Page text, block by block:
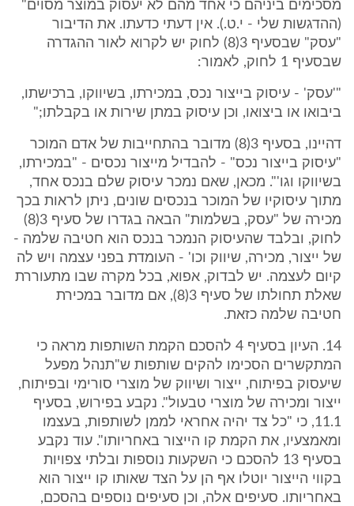
מסכימים ביניהם כי אחד מהם לא יעסוק במוצר מסוים"
(ההדגשות שלי - י.ט.). אין דעתי כדעתו. את הדיבור
"עסק" שבסעיף 3(8) לחוק יש לקרוא לאור ההגדרה
שבסעיף 1 לחוק, לאמור:
"'עסק' - עיסוק בייצור נכס, במכירתו, בשיווקו, ברכישתו,
ביבואו או ביצואו, וכן עיסוק במתן שירות או בקבלתו;"
דהיינו, בסעיף 3(8) מדובר בהתחייבות של אדם המוכר
"עיסוק בייצור נכס" - להבדיל מייצור נכסים - "במכירתו,
בשיווקו וגו'". מכאן, שאם נמכר עיסוק שלם בנכס אחד,
מתוך עיסוקיו של המוכר בנכסים שונים, ניתן לראות בכך
מכירה של "עסק, בשלמות" הבאה בגדרו של סעיף 3(8)
לחוק, ובלבד שהעיסוק הנמכר בנכס הוא חטיבה שלמה -
של ייצור, מכירה, שיווק וכו' - העומדת בפני עצמה ויש לה
קיום לעצמה. יש לבדוק, אפוא, בכל מקרה שבו מתעוררת
שאלת תחולתו של סעיף 3(8), אם מדובר במכירת
חטיבה שלמה כזאת.
14. העיון בסעיף 4 להסכם הקמת השותפות מראה כי
המתקשרים הסכימו להקים שותפות ש"תנהל מפעל
שיעסוק בפיתוח, ייצור ושיווק של מוצרי סורימי ובפיתוח,
ייצור ומכירה של מוצרי טבעול". נקבע בפירוש, בסעיף
11.1, כי "כל צד יהיה אחראי לממן לשותפות, בעצמו
ומאמצעיו, את הקמת קו הייצור באחריותו". עוד נקבע
בסעיף 13 להסכם כי השקעות נוספות ובלתי צפויות
בקווי הייצור יוטלו אף הן על הצד שאותו קו ייצור הוא
באחריותו. סעיפים אלה, וכן סעיפים נוספים בהסכם,